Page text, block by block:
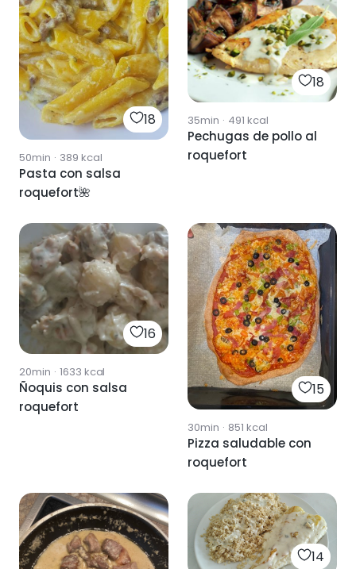
18
50min · 389 kcal
Pasta con salsa
roquefort🌺
18
35min · 491 kcal
Pechugas de pollo al
roquefort
16
20min · 1633 kcal
Ñoquis con salsa
roquefort
15
30min · 851 kcal
Pizza saludable con
roquefort
14